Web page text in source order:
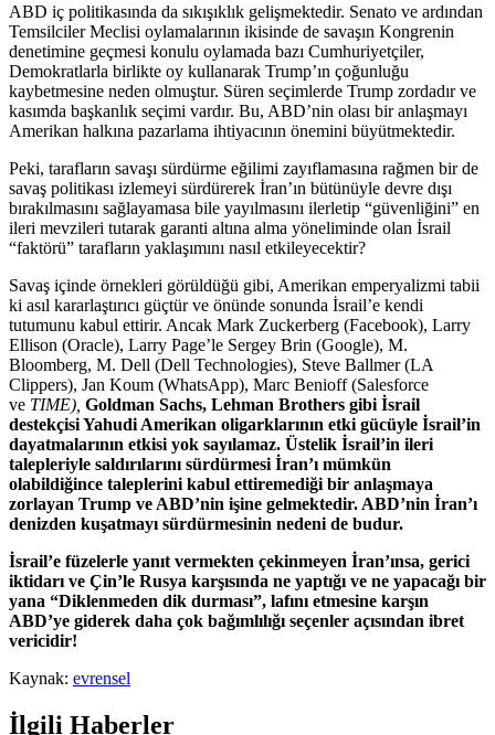
ABD iç politikasında da sıkışıklık gelişmektedir. Senato ve ardından
Temsilciler Meclisi oylamalarının ikisinde de savaşın Kongrenin
denetimine geçmesi konulu oylamada bazı Cumhuriyetçiler,
Demokratlarla birlikte oy kullanarak Trump’ın çoğunluğu
kaybetmesine neden olmuştur. Süren seçimlerde Trump zordadır ve
kasımda başkanlık seçimi vardır. Bu, ABD’nin olası bir anlaşmayı
Amerikan halkına pazarlama ihtiyacının önemini büyütmektedir.
Peki, tarafların savaşı sürdürme eğilimi zayıflamasına rağmen bir de
savaş politikası izlemeyi sürdürerek İran’ın bütünüyle devre dışı
bırakılmasını sağlayamasa bile yayılmasını ilerletip “güvenliğini” en
ileri mevzileri tutarak garanti altına alma yöneliminde olan İsrail
“faktörü” tarafların yaklaşımını nasıl etkileyecektir?
Savaş içinde örnekleri görüldüğü gibi, Amerikan emperyalizmi tabii
ki asıl kararlaştırıcı güçtür ve önünde sonunda İsrail’e kendi
tutumunu kabul ettirir. Ancak Mark Zuckerberg (Facebook), Larry
Ellison (Oracle), Larry Page’le Sergey Brin (Google), M.
Bloomberg, M. Dell (Dell Technologies), Steve Ballmer (LA
Clippers), Jan Koum (WhatsApp), Marc Benioff (Salesforce
ve TIME) Goldman Sachs, Lehman Brothers gibi İsrail
destekçisi Yahudi Amerikan oligarklarının etki gücüyle İsrail’in
dayatmalarının etkisi yok sayılamaz. Üstelik İsrail’in ileri
talepleriyle saldırılarını sürdürmesi İran’ı mümkün
olabildiğince taleplerini kabul ettiremediği bir anlaşmaya
zorlayan Trump ve ABD’nin işine gelmektedir. ABD’nin İran’ı
denizden kuşatmayı sürdürmesinin nedeni de budur.
İsrail’e füzelerle yanıt vermekten çekinmeyen İran’ınsa, gerici
iktidarı ve Çin’le Rusya karşısında ne yaptığı ve ne yapacağı bir
yana “Diklenmeden dik durması”, lafını etmesine karşın
ABD’ye giderek daha çok bağımlılığı seçenler açısından ibret
vericidir!
Kaynak: evrensel
İlgili Haberler